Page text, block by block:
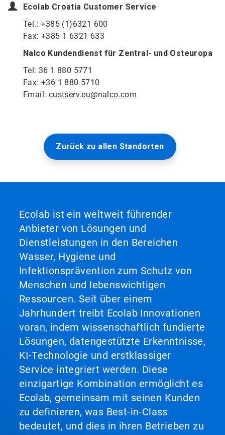
Ecolab Croatia Customer Service
Tel.: +385 (1)6321 600
Fax: +385 1 6321 633
Nalco Kundendienst für Zentral- und Osteuropa
Tel: 36 1 880 5771
Fax: +36 1 880 5710
Email: custserv.eu@nalco.com
Zurück zu allen Standorten
Ecolab ist ein weltweit führender
Anbieter von Lösungen und
Dienstleistungen in den Bereichen
Wasser, Hygiene und
Infektionsprävention zum Schutz von
Menschen und lebenswichtigen
Ressourcen. Seit über einem
Jahrhundert treibt Ecolab Innovationen
voran, indem wissenschaftlich fundierte
Lösungen, datengestützte Erkenntnisse,
KI-Technologie und erstklassiger
Service integriert werden. Diese
einzigartige Kombination ermöglicht es
Ecolab, gemeinsam mit seinen Kunden
zu definieren, was Best-in-Class
bedeutet, und dies in ihren Betrieben zu